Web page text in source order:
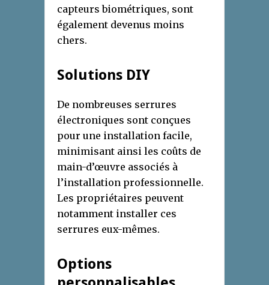
capteurs biométriques, sont
également devenus moins
chers.
Solutions DIY
De nombreuses serrures
électroniques sont conçues
pour une installation facile,
minimisant ainsi les coûts de
main-d’œuvre associés à
l’installation professionnelle.
Les propriétaires peuvent
notamment installer ces
serrures eux-mêmes.
Options